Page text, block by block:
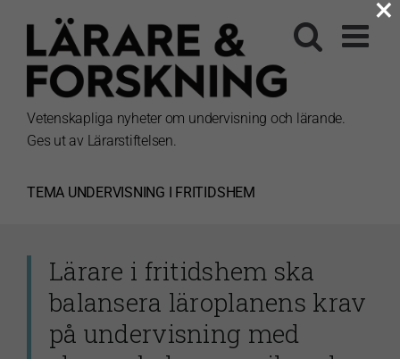
innehållet
Vetenskapliga nyheter om undervisning och lärande.
Ges ut av Lärarstiftelsen.
TEMA UNDERVISNING I FRITIDSHEM
Lärare i fritidshem ska
balansera läroplanens krav
på undervisning med